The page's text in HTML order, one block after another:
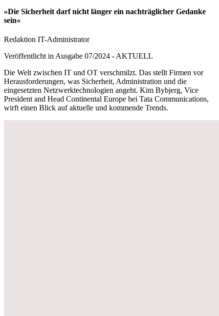
»Die Sicherheit darf nicht länger ein nachträglicher Gedanke
sein«
Redaktion IT-Administrator
Veröffentlicht in Ausgabe 07/2024 - AKTUELL
Die Welt zwischen IT und OT verschmilzt. Das stellt Firmen vor
Herausforderungen, was Sicherheit, Administration und die
eingesetzten Netzwerktechnologien angeht. Kim Bybjerg, Vice
President and Head Continental Europe bei Tata Communications,
wirft einen Blick auf aktuelle und kommende Trends.